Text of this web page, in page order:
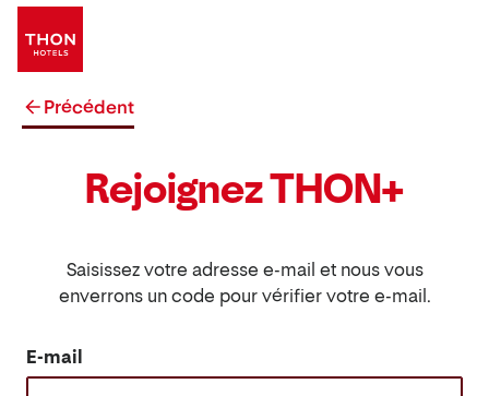
Précédent
Rejoignez THON+
Saisissez votre adresse e-mail et nous vous
enverrons un code pour vérifier votre e-mail.
E-mail